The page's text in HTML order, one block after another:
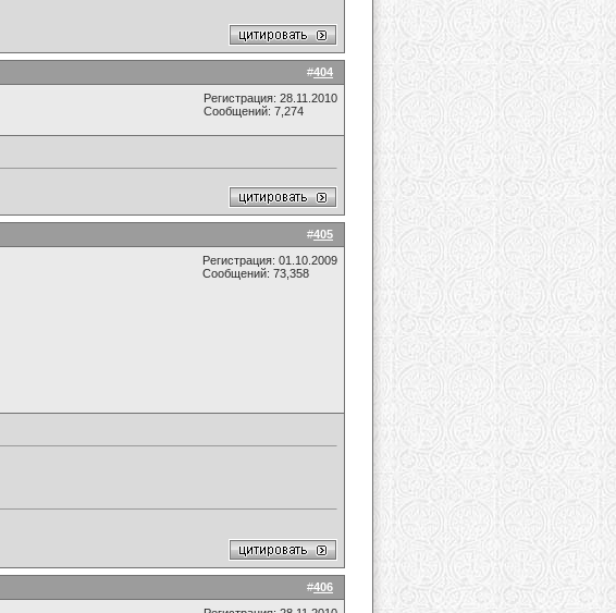
#404
Регистрация: 28.11.2010
Сообщений: 7,274
#405
Регистрация: 01.10.2009
Сообщений: 73,358
#406